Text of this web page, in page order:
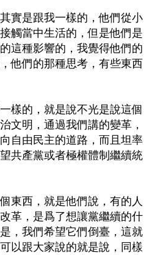
實是跟我一樣的，他們從小
觸當中生活的，但是他們是
這種影響的，我覺得他們的
他們的那種思考，有些東西
樣的，就是說不光是說這個
文明，通過我們講的變革，
自由民主的道路，而且坦率
共產黨或者極權體制繼續統
東西，就是他們說，有的人
革，是爲了想讓黨繼續的什
，我們希望它們倒臺，這就
以跟大家說的就是說，同樣